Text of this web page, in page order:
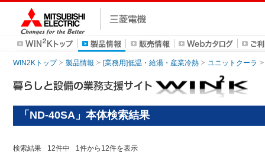
WIN2Kトップ 製品情報 [業務用]低温・給湯・産業冷熱 ユニットクーラ
「ND-40SA」本体検索結果
検索結果 12件中 1件から 12件を表示